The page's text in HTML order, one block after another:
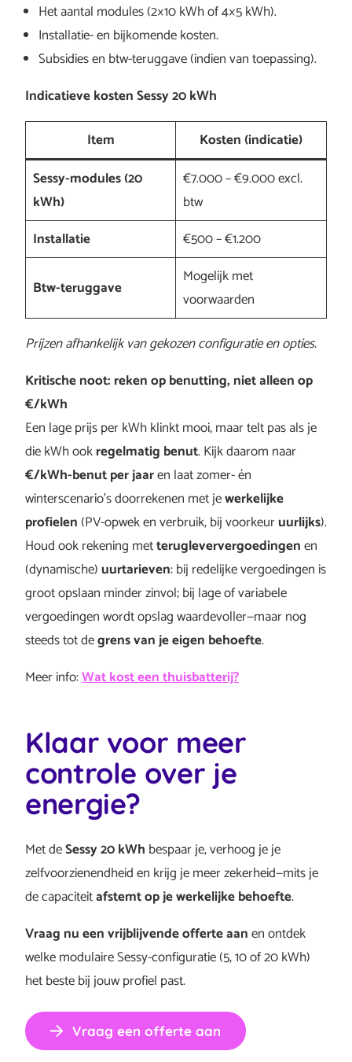
Het aantal modules (2×10 kWh of 4×5 kWh).
Installatie- en bijkomende kosten.
Subsidies en btw-teruggave (indien van toepassing).
Indicatieve kosten Sessy 20 kWh
Item
Kosten (indicatie)
Sessy-modules (20
kWh)
€7.000 – €9.000 excl.
btw
Installatie
€500 – €1.200
Btw-teruggave
Mogelijk met
voorwaarden
Prijzen afhankelijk van gekozen configuratie en opties.
Kritische noot: reken op benutting, niet alleen op
€/kWh
Een lage prijs per kWh klinkt mooi, maar telt pas als je
die kWh ookregelmatig benut. Kijk daarom naar
€/kWh-benut per jaaren laat zomer- én
winterscenario’s doorrekenen met jewerkelijke
profielen(PV-opwek en verbruik, bij voorkeuruurlijks).
Houd ook rekening metterugleververgoedingenen
(dynamische)uurtarieven: bij redelijke vergoedingen is
groot opslaan minder zinvol; bij lage of variabele
vergoedingen wordt opslag waardevoller—maar nog
steeds tot degrens van je eigen behoefte.
Meer info:Wat kost een thuisbatterij?
Klaar voor meer
controle over je
energie?
Met deSessy 20 kWh bespaar je, verhoog je je
zelfvoorzienendheid en krijg je meer zekerheid—mits je
de capaciteitafstemt op je werkelijke behoefte.
Vraag nu een vrijblijvende offerte aanen ontdek
welke modulaire Sessy-configuratie (5, 10 of 20 kWh)
het beste bij jouw profiel past.
Vraag een offerte aan